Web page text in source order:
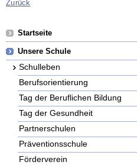
Zurück
Navigation
überspringen
Startseite
Unsere Schule
Schulleben
Berufsorientierung
Tag der Beruflichen Bildung
Tag der Gesundheit
Partnerschulen
Präventionsschule
Förderverein